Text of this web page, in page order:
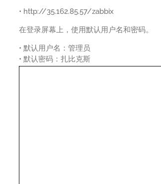
• http://35.162.85.57/zabbix
在登录屏幕上，使用默认用户名和密码。
• 默认用户名：管理员
• 默认密码：扎比克斯